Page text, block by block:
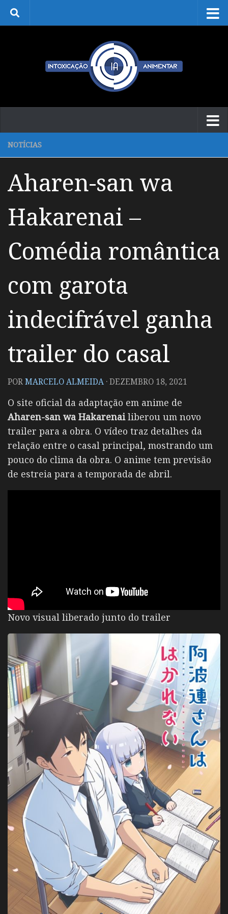
Skip to content
NOTÍCIAS
Aharen-san wa
Hakarenai –
Comédia romântica
com garota
indecifrável ganha
trailer do casal
PORMARCELO ALMEIDA ·DEZEMBRO 18, 2021
O site oficial da adaptação em anime de
Aharen-san wa Hakarenailiberou um novo
trailer para a obra. O vídeo traz detalhes da
relação entre o casal principal, mostrando um
pouco do clima da obra. O anime tem previsão
de estreia para a temporada de abril.
Novo visual liberado junto do trailer